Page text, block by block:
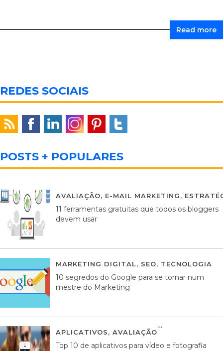
Read more
REDES SOCIAIS
POSTS + POPULARES
AVALIAÇÃO, E-MAIL MARKETING,
11 ferramentas gratuitas que todos os bloggers
devem usar
MARKETING DIGITAL, SEO, TECNOLOGIA
10 segredos do Google para se tornar num
mestre do Marketing
APLICATIVOS, AVALIAÇÃO
Top 10 de aplicativos para vídeo e fotografia